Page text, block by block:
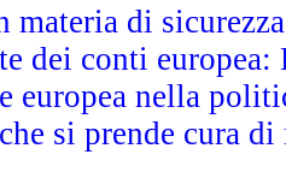
di
dei conti
europea nella
si prende cura